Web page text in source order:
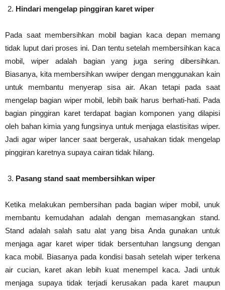
Hindari mengelap pinggiran karet wiper
Pada saat membersihkan mobil bagian kaca depan memang
tidak luput dari proses ini. Dan tentu setelah membersihkan kaca
mobil, wiper adalah bagian yang juga sering dibersihkan.
Biasanya, kita membersihkan wwiper dengan menggunakan kain
untuk membantu menyerap sisa air. Akan tetapi pada saat
mengelap bagian wiper mobil, lebih baik harus berhati-hati. Pada
bagian pinggiran karet terdapat bagian komponen yang dilapisi
oleh bahan kimia yang fungsinya untuk menjaga elastisitas wiper.
Jadi agar wiper lancer saat bergerak, usahakan tidak mengelap
pinggiran karetnya supaya cairan tidak hilang.
Pasang stand saat membersihkan wiper
Ketika melakukan pembersihan pada bagian wiper mobil, unuk
membantu kemudahan adalah dengan memasangkan stand.
Stand adalah salah satu alat yang bisa Anda gunakan untuk
menjaga agar karet wiper tidak bersentuhan langsung dengan
kaca mobil. Biasanya pada kondisi basah setelah wiper terkena
air cucian, karet akan lebih kuat menempel kaca. Jadi untuk
menjaga supaya tidak terjadi kerusakan pada karet maupun